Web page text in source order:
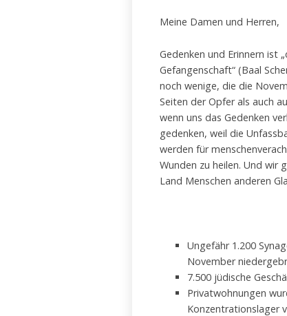
Meine Damen und Herren,
Gedenken und Erinnern ist
Gefangenschaft“ (Baal
noch wenige, die die
Seiten der Opfer als auch
wenn uns das Gedenken
gedenken, weil die
werden für
Wunden zu heilen. Und wir
Land Menschen anderen
Ungefähr 1.200
November
7.500 jüdische
Privatwohnungen
Konzentrationslager